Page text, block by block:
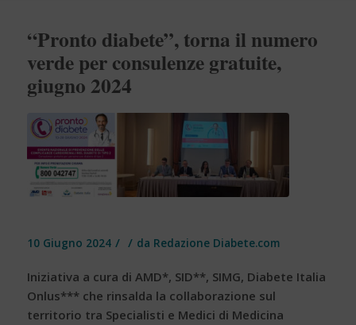
“Pronto diabete”, torna il numero
verde per consulenze gratuite,
giugno 2024
10 Giugno 2024 / / da Redazione Diabete.com
Iniziativa a cura di AMD*, SID**, SIMG, Diabete Italia
Onlus*** che rinsalda la collaborazione sul
territorio tra Specialisti e Medici di Medicina